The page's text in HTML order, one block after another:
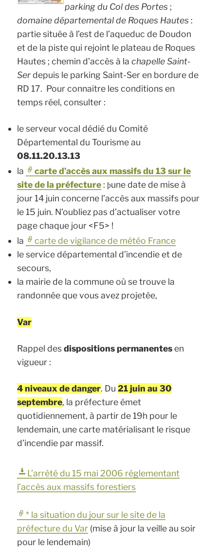
parking du Col des Portes ;
domaine départemental de Roques Hautes :
partie située à l’est de l’aqueduc de Doudon
et de la piste qui rejoint le plateau de Roques
Hautes ; chemin d’accès à lachapelle Saint-
Serdepuis le parking Saint-Ser en bordure de
RD 17. Pour connaitre les conditions en
temps réel, consulter :
le serveur vocal dédié du Comité
Départemental du Tourisme au
08.11.20.13.13
la
carte d’accès aux massifs du 13 sur le
site de la préfecture :þune date de mise à
jour 14 juin concerne l’accès aux massifs pour
le 15 juin. N’oubliez pas d’actualiser votre
page chaque jour <F5> !
la
carte de vigilance de météo France
le service départemental d’incendie et de
secours,
la mairie de la commune où se trouve la
randonnée que vous avez projetée,
Var
Rappel desdispositions permanentesen
vigueur :
4 niveaux de danger. Du21 juin au 30
septembre, la préfecture émet
quotidiennement, à partir de 19h pour le
lendemain, une carte matérialisant le risque
d’incendie par massif.
L’arrêté du 15 mai 2006 réglementant
l’accès aux massifs forestiers
* la situation du jour sur le site de la
préfecture du Var (mise à jour la veille au soir
pour le lendemain)